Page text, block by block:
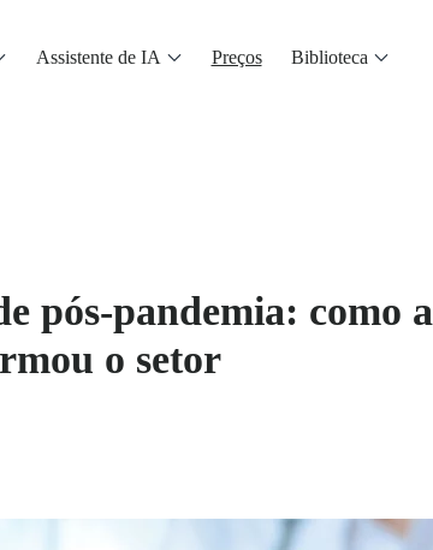
Assistente de IA Preços Biblioteca
pós-pandemia: como a
o setor